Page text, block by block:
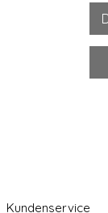
Kundenservice